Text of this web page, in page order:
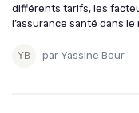
différents tarifs, les
l’assurance santé dans
par Yassine Bour